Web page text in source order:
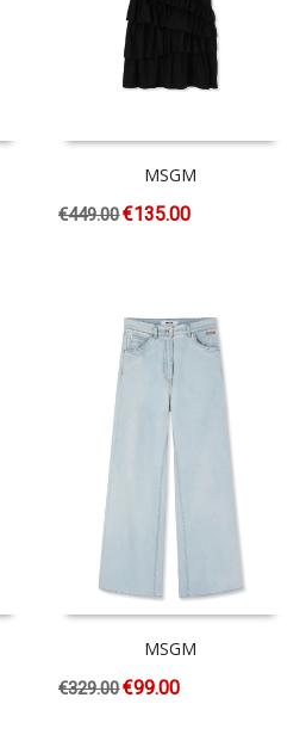
MSGM
€449.00€135.00
MSGM
€329.00€99.00